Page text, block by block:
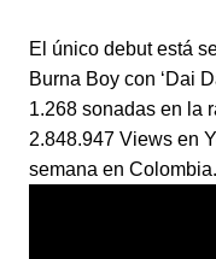
El único debut está
Burna Boy con ‘Dai
1.268 sonadas en la
2.848.947 Views en
semana en Colombia.